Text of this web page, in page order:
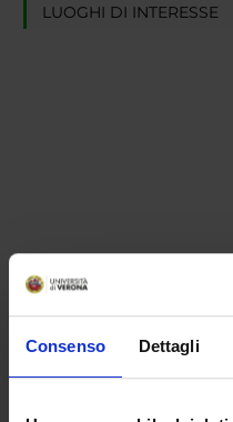
Consenso Dettagli
LUOGHI DI INTERESSE